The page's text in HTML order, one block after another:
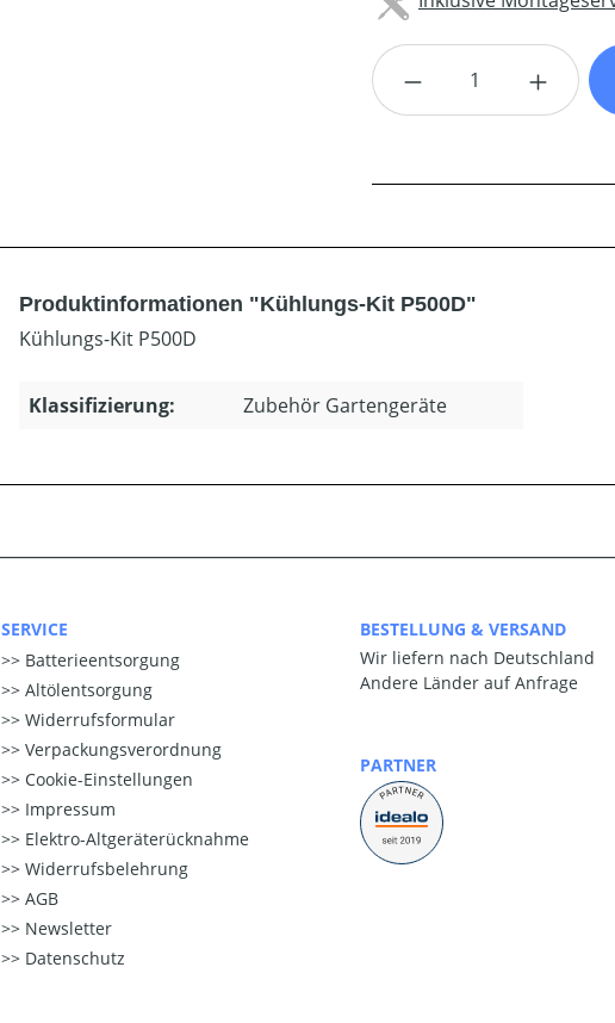
Produkt Anzahl:
Produktinformationen "Kühlungs-Kit P500D"
Kühlungs-Kit P500D
Klassifizierung: Zubehör Gartengeräte
SERVICE
Batterieentsorgung
Altölentsorgung
Widerrufsformular
Verpackungsverordnung
Cookie-Einstellungen
Impressum
Elektro-Altgeräterücknahme
Widerrufsbelehrung
AGB
Newsletter
Datenschutz
BESTELLUNG & VERSAND
Wir liefern nach Deutschland
Andere Länder auf Anfrage
PARTNER